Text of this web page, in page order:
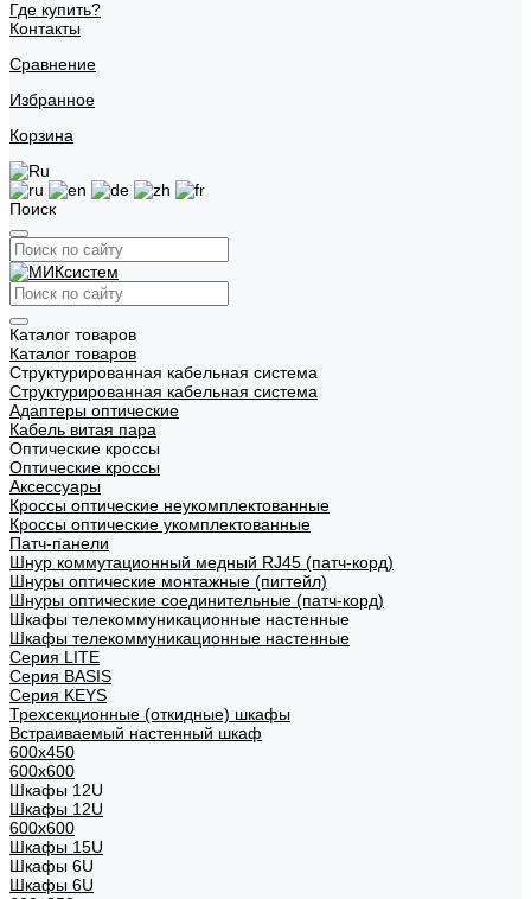
Где купить?
Контакты
Сравнение
Избранное
Корзина
Поиск
Каталог товаров
Каталог товаров
Структурированная кабельная система
Структурированная кабельная система
Адаптеры оптические
Кабель витая пара
Оптические кроссы
Оптические кроссы
Аксессуары
Кроссы оптические неукомплектованные
Кроссы оптические укомплектованные
Патч-панели
Шнур коммутационный медный RJ45 (патч-корд)
Шнуры оптические монтажные (пигтейл)
Шнуры оптические соединительные (патч-корд)
Шкафы телекоммуникационные настенные
Шкафы телекоммуникационные настенные
Cерия LITE
Cерия BASIS
Cерия KEYS
Трехсекционные (откидные) шкафы
Встраиваемый настенный шкаф
600x450
600x600
Шкафы 12U
Шкафы 12U
600x600
Шкафы 15U
Шкафы 6U
Шкафы 6U